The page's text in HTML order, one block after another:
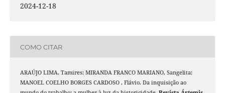
2024-12-18
COMO CITAR
ARAÚJO LIMA, Tamires; MIRANDA FRANCO MARIANO, Sangelita;
MANOEL COELHO BORGES CARDOSO , Flávio. Da inquisição ao